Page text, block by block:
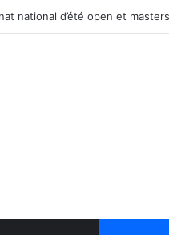
national d’été open et